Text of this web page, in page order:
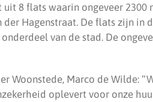
8 flats waarin ongeveer 2300
der Hagenstraat. De flats zijn in
van de stad. De
Woonstede, Marco de Wilde:
oplevert voor onze